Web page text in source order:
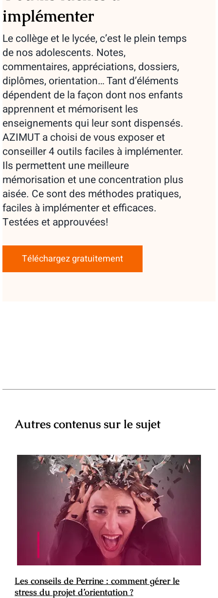
implémenter
Le collège et le lycée, c’est le plein temps
de nos adolescents. Notes,
commentaires, appréciations, dossiers,
diplômes, orientation… Tant d’éléments
dépendent de la façon dont nos enfants
apprennent et mémorisent les
enseignements qui leur sont dispensés.
AZIMUT a choisi de vous exposer et
conseiller 4 outils faciles à implémenter.
Ils permettent une meilleure
mémorisation et une concentration plus
aisée. Ce sont des méthodes pratiques,
faciles à implémenter et efficaces.
Testées et approuvées!
Téléchargez gratuitement
Autres contenus sur le sujet
Les conseils de Perrine : comment gérer le
stress du projet d’orientation ?